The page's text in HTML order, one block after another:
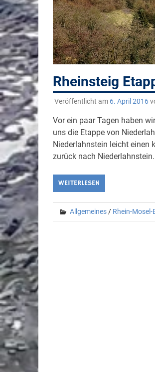
Rheinsteig
Veröffentlicht am 6. April 2016
Vor ein paar Tagen haben
uns die Etappe von
Niederlahnstein leicht einen
zurück nach
WEITERLESEN
Allgemeines/ Rhein-Mosel-